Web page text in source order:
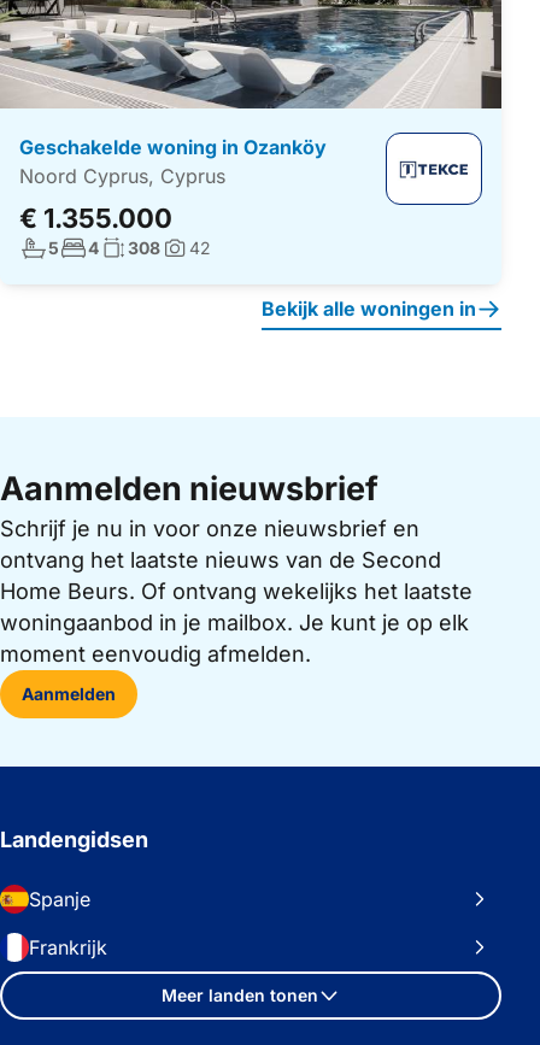
Geschakelde woning in Ozanköy
Noord Cyprus, Cyprus
€ 1.355.000
Aantal badkamers:
5Aantal slaapkamers:
4Woonoppervlakte:
308Foto's:
42
Bekijk alle woningen in
Aanmelden nieuwsbrief
Schrijf je nu in voor onze nieuwsbrief en
ontvang het laatste nieuws van de Second
Home Beurs. Of ontvang wekelijks het laatste
woningaanbod in je mailbox. Je kunt je op elk
moment eenvoudig afmelden.
Aanmelden
Landengidsen
Spanje
Frankrijk
Meer landen tonen